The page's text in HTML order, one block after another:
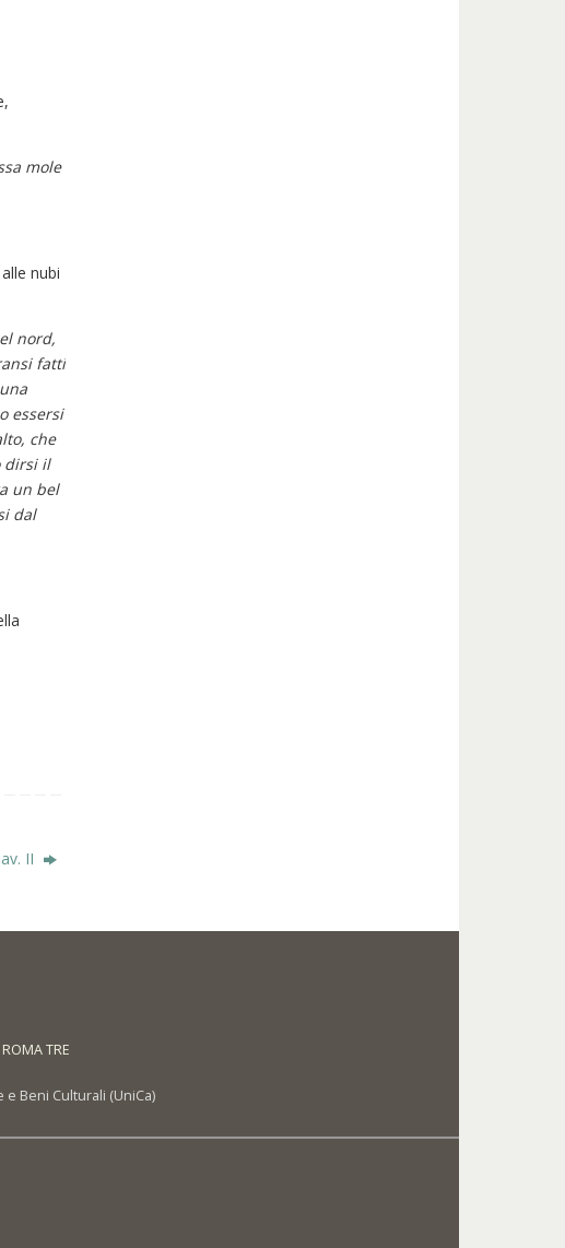
mole
nubi
nord,
fatti
essersi
che
dirsi il
un bel
dal
II
TRE
Beni Culturali (UniCa)